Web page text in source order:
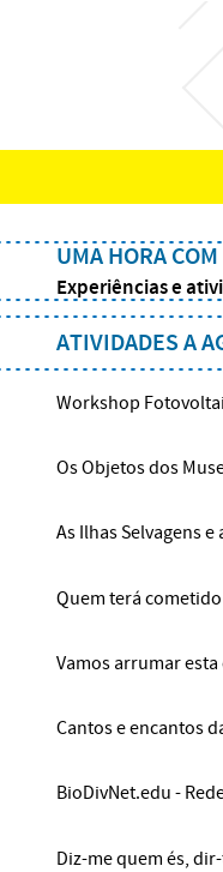
UMA HORA
Experiências e
ATIVIDADES A
Workshop
Os Objetos dos
As Ilhas Selvagens
Quem terá
Vamos arrumar
Cantos e encantos
BioDivNet.edu -
Diz-me quem és,